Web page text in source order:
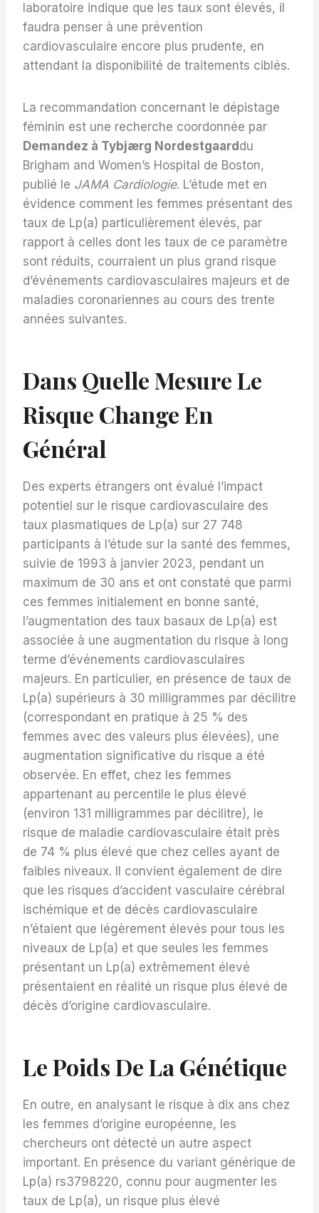
laboratoire indique que les taux sont élevés, il
faudra penser à une prévention
cardiovasculaire encore plus prudente, en
attendant la disponibilité de traitements ciblés.
La recommandation concernant le dépistage
féminin est une recherche coordonnée par
Demandez à Tybjærg Nordestgaard du
Brigham and Women’s Hospital de Boston,
publié le JAMA Cardiologie. L’étude met en
évidence comment les femmes présentant des
taux de Lp(a) particulièrement élevés, par
rapport à celles dont les taux de ce paramètre
sont réduits, courraient un plus grand risque
d’événements cardiovasculaires majeurs et de
maladies coronariennes au cours des trente
années suivantes.
Dans Quelle Mesure Le
Risque Change En
Général
Des experts étrangers ont évalué l’impact
potentiel sur le risque cardiovasculaire des
taux plasmatiques de Lp(a) sur 27 748
participants à l’étude sur la santé des femmes,
suivie de 1993 à janvier 2023, pendant un
maximum de 30 ans et ont constaté que parmi
ces femmes initialement en bonne santé,
l’augmentation des taux basaux de Lp(a) est
associée à une augmentation du risque à long
terme d’événements cardiovasculaires
majeurs. En particulier, en présence de taux de
Lp(a) supérieurs à 30 milligrammes par décilitre
(correspondant en pratique à 25 % des
femmes avec des valeurs plus élevées), une
augmentation significative du risque a été
observée. En effet, chez les femmes
appartenant au percentile le plus élevé
(environ 131 milligrammes par décilitre), le
risque de maladie cardiovasculaire était près
de 74 % plus élevé que chez celles ayant de
faibles niveaux. Il convient également de dire
que les risques d’accident vasculaire cérébral
ischémique et de décès cardiovasculaire
n’étaient que légèrement élevés pour tous les
niveaux de Lp(a) et que seules les femmes
présentant un Lp(a) extrêmement élevé
présentaient en réalité un risque plus élevé de
décès d’origine cardiovasculaire.
Le Poids De La Génétique
En outre, en analysant le risque à dix ans chez
les femmes d’origine européenne, les
chercheurs ont détecté un autre aspect
important. En présence du variant générique de
Lp(a) rs3798220, connu pour augmenter les
taux de Lp(a), un risque plus élevé